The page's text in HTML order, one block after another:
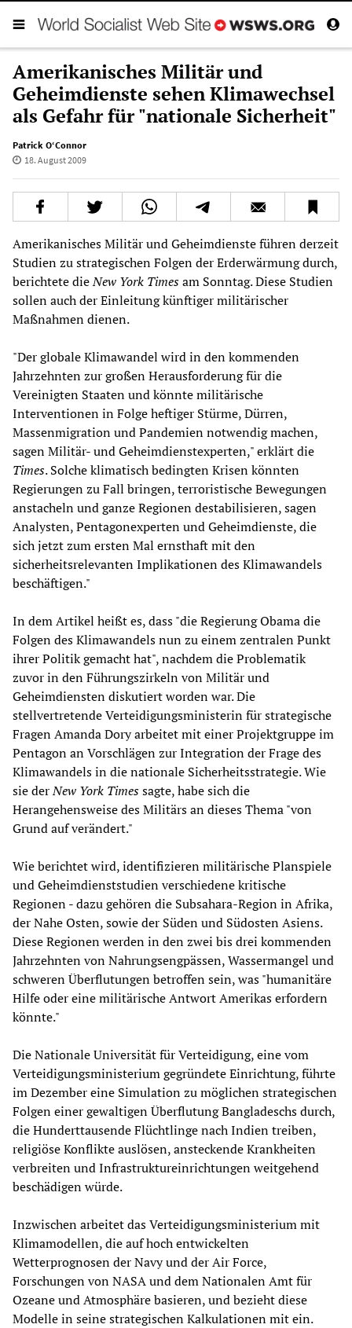
Amerikanisches Militär und
Geheimdienste sehen Klimawechsel
als Gefahr für "nationale Sicherheit"
Patrick O‘Connor
18. August 2009
Amerikanisches Militär und Geheimdienste führen derzeit
Studien zu strategischen Folgen der Erderwärmung durch,
berichtete dieNew York Timesam Sonntag. Diese Studien
sollen auch der Einleitung künftiger militärischer
Maßnahmen dienen.
"Der globale Klimawandel wird in den kommenden
Jahrzehnten zur großen Herausforderung für die
Vereinigten Staaten und könnte militärische
Interventionen in Folge heftiger Stürme, Dürren,
Massenmigration und Pandemien notwendig machen,
sagen Militär- und Geheimdienstexperten," erklärt die
Times. Solche klimatisch bedingten Krisen könnten
Regierungen zu Fall bringen, terroristische Bewegungen
anstacheln und ganze Regionen destabilisieren, sagen
Analysten, Pentagonexperten und Geheimdienste, die
sich jetzt zum ersten Mal ernsthaft mit den
sicherheitsrelevanten Implikationen des Klimawandels
beschäftigen."
In dem Artikel heißt es, dass "die Regierung Obama die
Folgen des Klimawandels nun zu einem zentralen Punkt
ihrer Politik gemacht hat", nachdem die Problematik
zuvor in den Führungszirkeln von Militär und
Geheimdiensten diskutiert worden war. Die
stellvertretende Verteidigungsministerin für strategische
Fragen Amanda Dory arbeitet mit einer Projektgruppe im
Pentagon an Vorschlägen zur Integration der Frage des
Klimawandels in die nationale Sicherheitsstrategie. Wie
sie derNew York Timessagte, habe sich die
Herangehensweise des Militärs an dieses Thema "von
Grund auf verändert."
Wie berichtet wird, identifizieren militärische Planspiele
und Geheimdienststudien verschiedene kritische
Regionen - dazu gehören die Subsahara-Region in Afrika,
der Nahe Osten, sowie der Süden und Südosten Asiens.
Diese Regionen werden in den zwei bis drei kommenden
Jahrzehnten von Nahrungsengpässen, Wassermangel und
schweren Überflutungen betroffen sein, was "humanitäre
Hilfe oder eine militärische Antwort Amerikas erfordern
könnte."
Die Nationale Universität für Verteidigung, eine vom
Verteidigungsministerium gegründete Einrichtung, führte
im Dezember eine Simulation zu möglichen strategischen
Folgen einer gewaltigen Überflutung Bangladeschs durch,
die Hunderttausende Flüchtlinge nach Indien treiben,
religiöse Konflikte auslösen, ansteckende Krankheiten
verbreiten und Infrastruktureinrichtungen weitgehend
beschädigen würde.
Inzwischen arbeitet das Verteidigungsministerium mit
Klimamodellen, die auf hoch entwickelten
Wetterprognosen der Navy und der Air Force,
Forschungen von NASA und dem Nationalen Amt für
Ozeane und Atmosphäre basieren, und bezieht diese
Modelle in seine strategischen Kalkulationen mit ein.